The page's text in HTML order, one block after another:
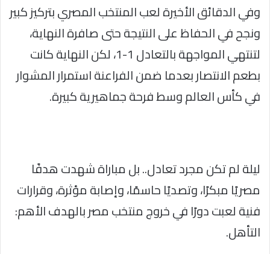
وفي الدقائق الأخيرة لعب المنتخب المصري بتركيز كبير
ونجح في الحفاظ على النتيجة حتى صافرة النهاية،
لتنتهي المواجهة بالتعادل 1-1، لكن النهاية كانت
بطعم الانتصار بعدما ضمن الفراعنة استمرار المشوار
في كأس العالم وسط فرحة جماهيرية كبيرة.
ليلة لم تكن مجرد تعادل.. بل مباراة شهدت هدفًا
مصريًا مبكرًا، وتصديًا حاسمًا، وإصابة مؤثرة، وقرارات
فنية لعبت دورًا في خروج منتخب مصر بالهدف الأهم:
التأهل.